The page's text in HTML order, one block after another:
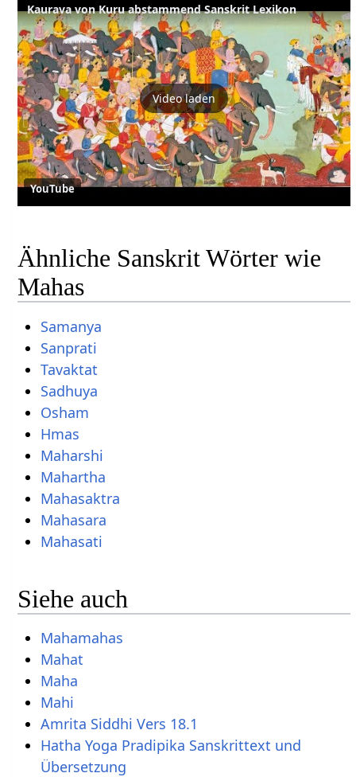
Kaurava von Kuru abstammend Sanskrit Lexikon
Video laden
YouTube
Ähnliche Sanskrit Wörter wie
Mahas
Samanya
Sanprati
Tavaktat
Sadhuya
Osham
Hmas
Maharshi
Mahartha
Mahasaktra
Mahasara
Mahasati
Siehe auch
Mahamahas
Mahat
Maha
Mahi
Amrita Siddhi Vers 18.1
Hatha Yoga Pradipika Sanskrittext und
Übersetzung